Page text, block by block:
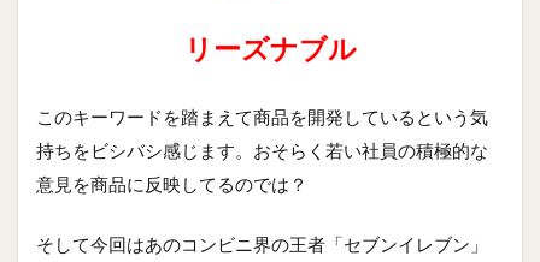
リーズナブル
このキーワードを踏まえて商品を開発しているという気
持ちをビシバシ感じます。おそらく若い社員の積極的な
意見を商品に反映してるのでは？
そして今回はあのコンビニ界の王者「セブンイレブン」